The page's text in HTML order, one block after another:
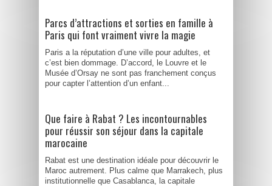
Parcs d’attractions et sorties en famille à
Paris qui font vraiment vivre la magie
Paris a la réputation d’une ville pour adultes, et
c’est bien dommage. D’accord, le Louvre et le
Musée d’Orsay ne sont pas franchement conçus
pour capter l’attention d’un enfant...
Que faire à Rabat ? Les incontournables
pour réussir son séjour dans la capitale
marocaine
Rabat est une destination idéale pour découvrir le
Maroc autrement. Plus calme que Marrakech, plus
institutionnelle que Casablanca, la capitale